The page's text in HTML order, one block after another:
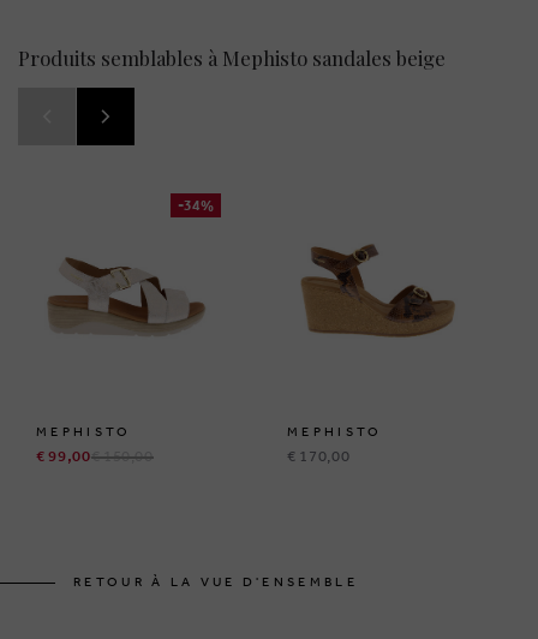
Produits semblables à Mephisto sandales beige
-34%
MEPHISTO
€ 99,00€ 150,00
MEPHISTO
€ 170,00
RETOUR À LA VUE D'ENSEMBLE